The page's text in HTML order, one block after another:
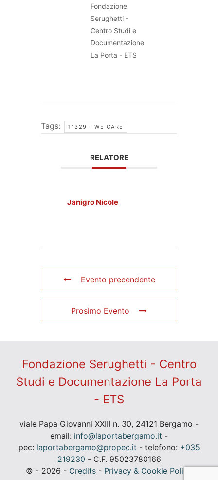
Fondazione
Serughetti -
Centro Studi e
Documentazione
La Porta - ETS
Tags: 11329 - WE CARE
RELATORE
Janigro Nicole
Evento precendente
Prosimo Evento
Fondazione Serughetti - Centro
Studi e Documentazione La Porta
- ETS
viale Papa Giovanni XXIII n. 30, 24121 Bergamo -
email: info@laportabergamo.it -
pec: laportabergamo@propec.it - telefono: +035
219230 - C.F. 95023780166
© - 2026 - Credits - Privacy & Cookie Policy